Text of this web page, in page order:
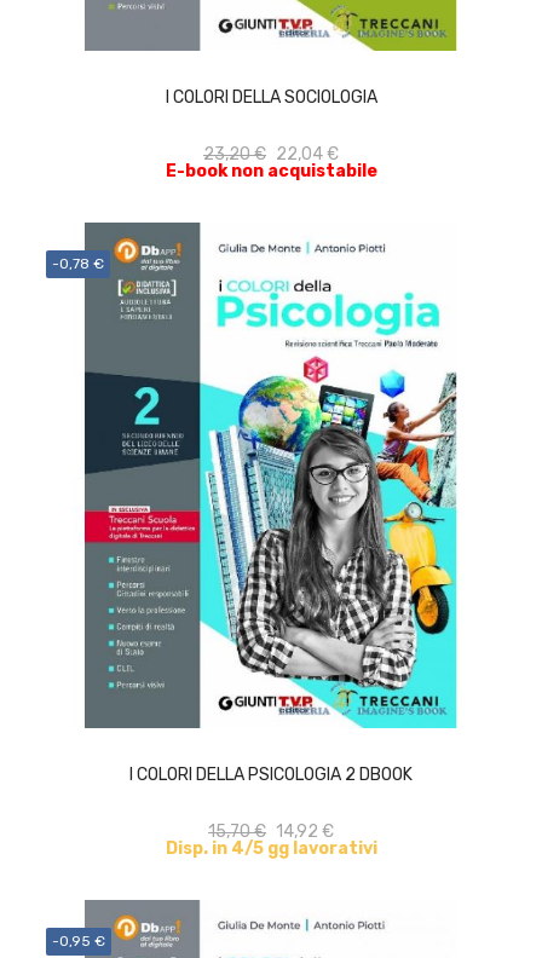
I COLORI DELLA SOCIOLOGIA
23,20 € 22,04 €
E-book non acquistabile
-0,78 €
I COLORI DELLA PSICOLOGIA 2 DBOOK
15,70 € 14,92 €
Disp. in 4/5 gg lavorativi
-0,95 €